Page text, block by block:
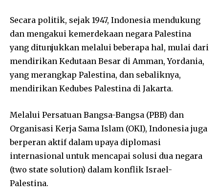
Secara politik, sejak 1947, Indonesia mendukung
dan mengakui kemerdekaan negara Palestina
yang ditunjukkan melalui beberapa hal, mulai dari
mendirikan Kedutaan Besar di Amman, Yordania,
yang merangkap Palestina, dan sebaliknya,
mendirikan Kedubes Palestina di Jakarta.
Melalui Persatuan Bangsa-Bangsa (PBB) dan
Organisasi Kerja Sama Islam (OKI), Indonesia juga
berperan aktif dalam upaya diplomasi
internasional untuk mencapai solusi dua negara
(two state solution) dalam konflik Israel-
Palestina.